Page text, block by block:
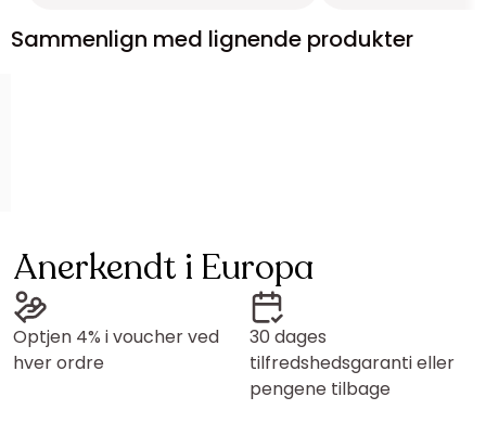
Sammenlign med lignende produkter
Anerkendt i Europa
Optjen 4% i voucher ved
hver ordre
30 dages
tilfredshedsgaranti eller
pengene tilbage